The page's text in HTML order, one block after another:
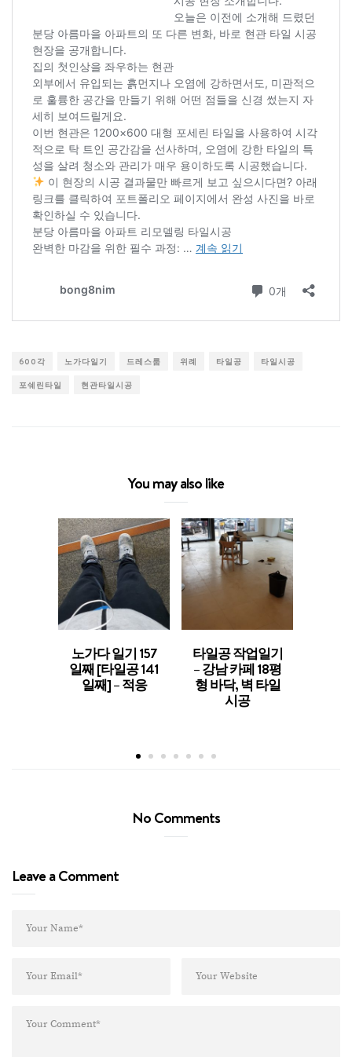
600각 노가다일기 드레스룸 위례 타일공 타일시공
포쉐린타일 현관타일시공
You may also like
노가다 일기 157
일째 [타일공 141
일째] – 적응
타일공 작업일기
– 강남 카페 18평
형 바닥, 벽 타일
시공
No Comments
Leave a Comment